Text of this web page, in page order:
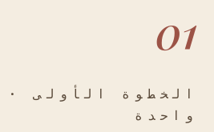
01
الخطوة الأولى ·
واحدة